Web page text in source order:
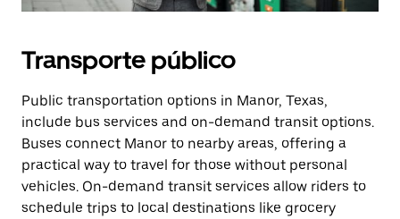
Transporte público
Public transportation options in Manor, Texas,
include bus services and on-demand transit options.
Buses connect Manor to nearby areas, offering a
practical way to travel for those without personal
vehicles. On-demand transit services allow riders to
schedule trips to local destinations like grocery